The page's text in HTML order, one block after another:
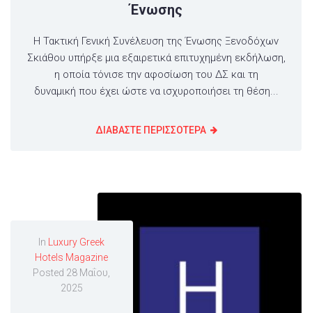
Ένωσης
Η Τακτική Γενική Συνέλευση της Ένωσης Ξενοδόχων
Σκιάθου υπήρξε μια εξαιρετικά επιτυχημένη εκδήλωση,
η οποία τόνισε την αφοσίωση του ΔΣ και τη
δυναμική που έχει ώστε να ισχυροποιήσει τη θέση...
ΔΙΑΒΑΣΤΕ ΠΕΡΙΣΣΟΤΕΡΑ
In
Luxury Greek
Hotels Magazine
Posted 28 Μαΐου,
2025